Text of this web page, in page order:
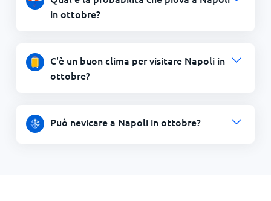
in ottobre?
C'è un buon clima per visitare Napoli in
ottobre?
Può nevicare a Napoli in ottobre?